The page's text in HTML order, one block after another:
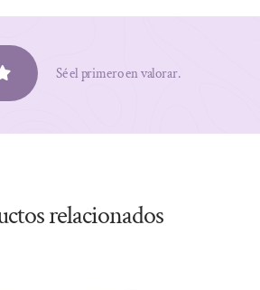
Sé el primero en valorar.
relacionados